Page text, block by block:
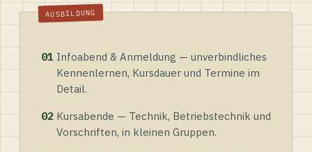
01 Infoabend & Anmeldung — unverbindliches
Kennenlernen, Kursdauer und Termine im
Detail.
02 Kursabende — Technik, Betriebstechnik und
Vorschriften, in kleinen Gruppen.